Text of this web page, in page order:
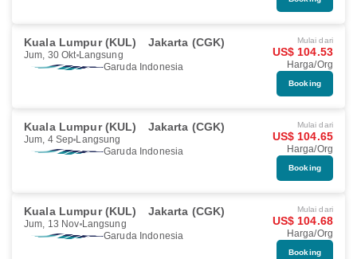
Kuala Lumpur (KUL) Jakarta (CGK)
Jum, 30 Okt Langsung
Garuda Indonesia
Mulai dari
US$ 104.53
Harga/Org
Booking
Kuala Lumpur (KUL) Jakarta (CGK)
Jum, 4 Sep Langsung
Garuda Indonesia
Mulai dari
US$ 104.65
Harga/Org
Booking
Kuala Lumpur (KUL) Jakarta (CGK)
Jum, 13 Nov Langsung
Garuda Indonesia
Mulai dari
US$ 104.68
Harga/Org
Booking